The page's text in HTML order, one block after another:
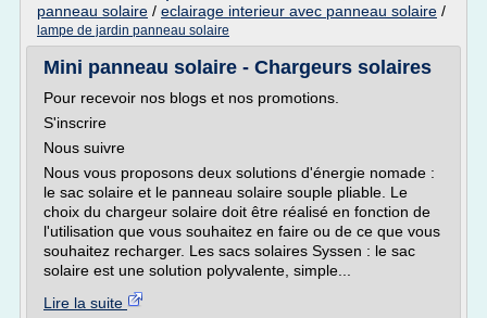
panneau solaire / eclairage interieur avec panneau solaire /
lampe de jardin panneau solaire
Mini panneau solaire - Chargeurs solaires
Pour recevoir nos blogs et nos promotions.
S'inscrire
Nous suivre
Nous vous proposons deux solutions d'énergie nomade :
le sac solaire et le panneau solaire souple pliable. Le
choix du chargeur solaire doit être réalisé en fonction de
l'utilisation que vous souhaitez en faire ou de ce que vous
souhaitez recharger. Les sacs solaires Syssen : le sac
solaire est une solution polyvalente, simple...
Lire la suite